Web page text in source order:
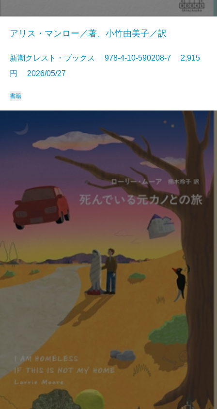
アリス・マンロー／著、小竹由美子／訳
新潮クレスト・ブックス 978-4-10-590208-7 2,915
円 2026/05/27
書籍